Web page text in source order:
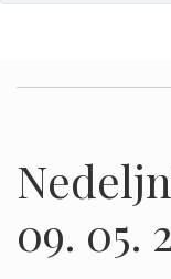
09. 05.